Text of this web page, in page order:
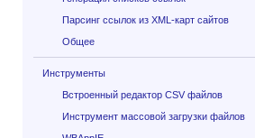
Парсинг ссылок из XML-карт сайтов
Общее
Инструменты
Встроенный редактор CSV файлов
Инструмент массовой загрузки файлов